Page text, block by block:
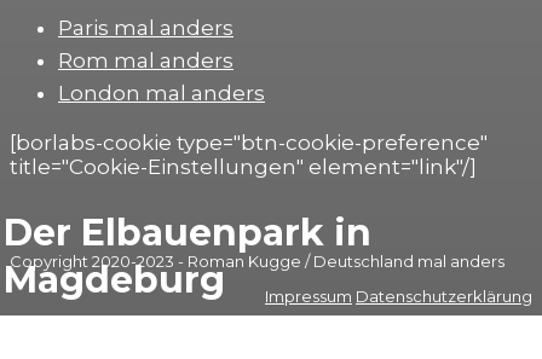
Der Elbauenpark in
Magdeburg
Paris mal anders
Rom mal anders
London mal anders
[borlabs-cookie type="btn-cookie-preference"
title="Cookie-Einstellungen" element="link"/]
Copyright 2020-2023 - Roman Kugge / Deutschland mal anders
Impressum Datenschutzerklärung